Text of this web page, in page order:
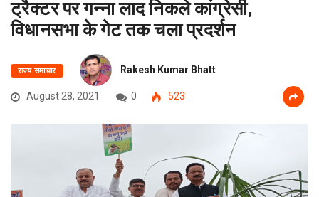
ट्रैक्टर पर गन्ना लाद निकले कांग्रेसी,
विधानसभा के गेट तक चला प्रदर्शन
राज्य समाचार Rakesh Kumar Bhatt
August 28, 2021 0 523